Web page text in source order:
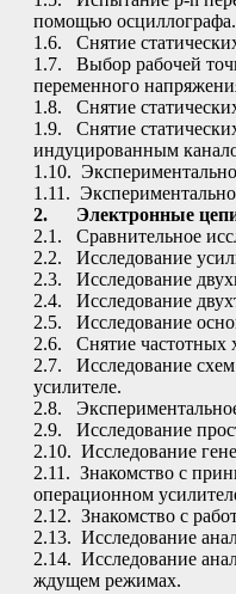
помощью осциллографа.
1.6. Снятие
1.7. Выбор рабочей
переменного
1.8. Снятие
1.9. Снятие
индуцированным
1.10.
1.11.
2. Электронные
2.1. Сравнительное
2.2. Исследование
2.3. Исследование
2.4. Исследование
2.5. Исследование
2.6. Снятие частотных
2.7. Исследование
усилителе.
2.8.
2.9. Исследование
2.10. Исследование
2.11. Знакомство с
операционном
2.12. Знакомство с
2.13. Исследование
2.14. Исследование
ждущем режимах.